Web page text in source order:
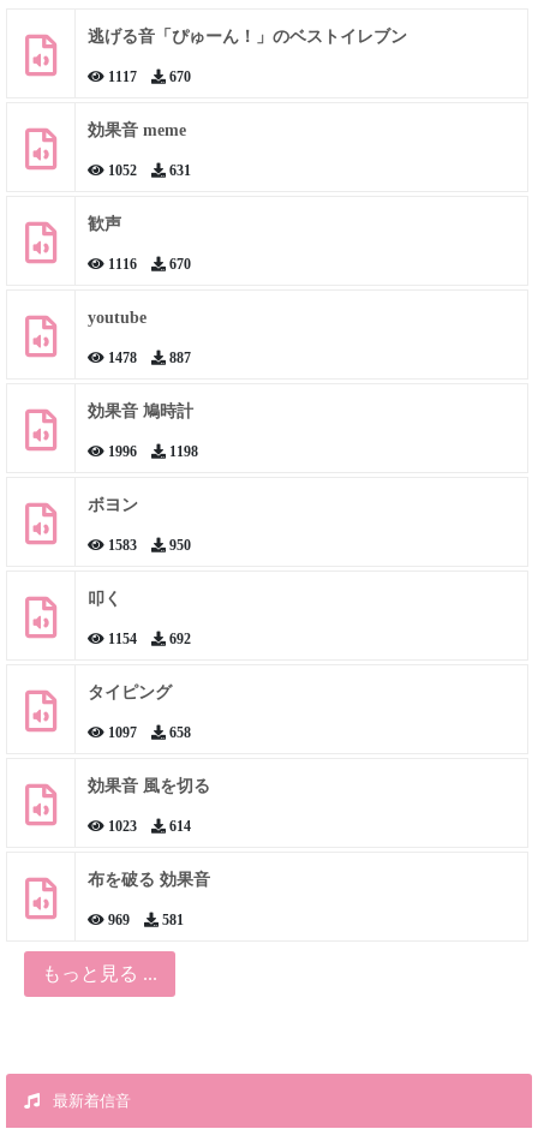
逃げる音「ぴゅーん！」のベストイレブン
1117 670
効果音 meme
1052 631
歓声
1116 670
youtube
1478 887
効果音 鳩時計
1996 1198
ボヨン
1583 950
叩く
1154 692
タイピング
1097 658
効果音 風を切る
1023 614
布を破る 効果音
969 581
もっと見る ...
最新着信音